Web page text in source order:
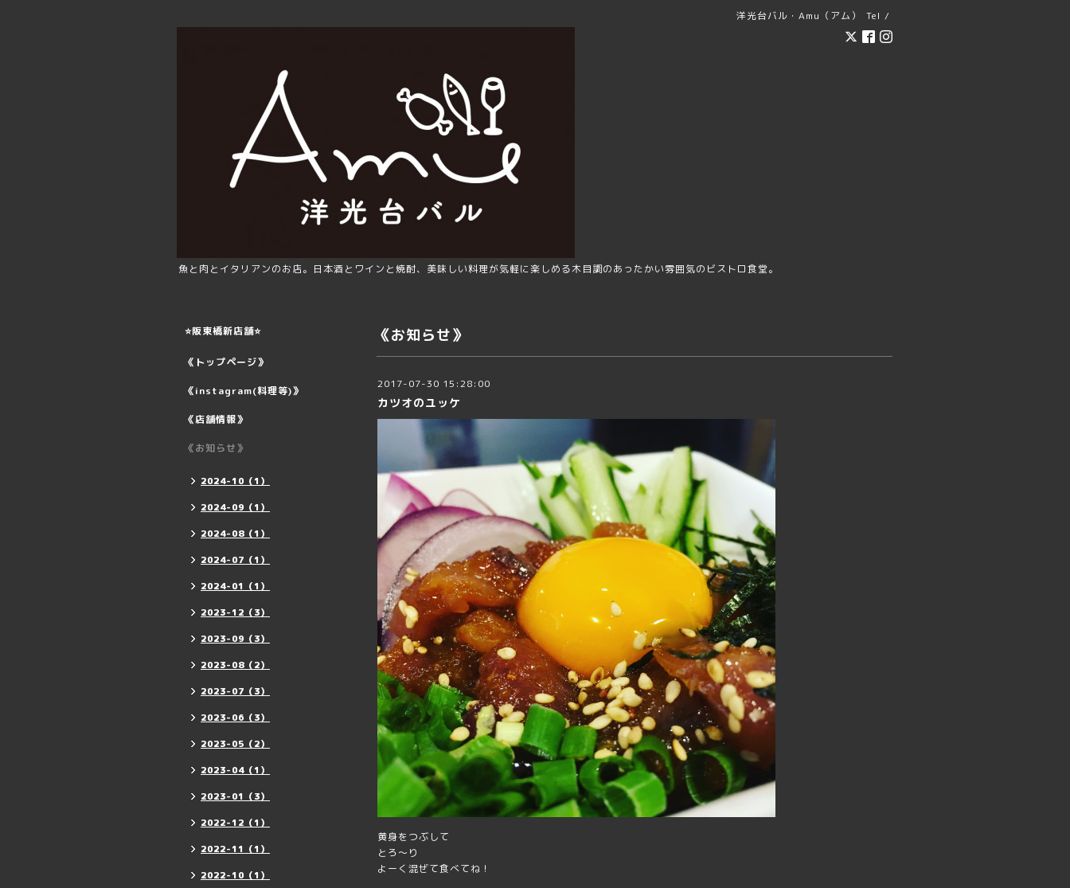
洋光台バル・Amu（アム） Tel /
魚と肉とイタリアンのお店。日本酒とワインと焼酎、美味しい料理が気軽に楽しめる木目調のあったかい雰囲気のビストロ食堂。
《お知らせ》
2017-07-30 15:28:00
カツオのユッケ
黄身をつぶして
とろ〜り
よーく混ぜて食べてね！
⭐️阪東橋新店舗⭐️
《トップページ》
《instagram(料理等)》
《店舗情報》
《お知らせ》
2024-10（1）
2024-09（1）
2024-08（1）
2024-07（1）
2024-01（1）
2023-12（3）
2023-09（3）
2023-08（2）
2023-07（3）
2023-06（3）
2023-05（2）
2023-04（1）
2023-01（3）
2022-12（1）
2022-11（1）
2022-10（1）